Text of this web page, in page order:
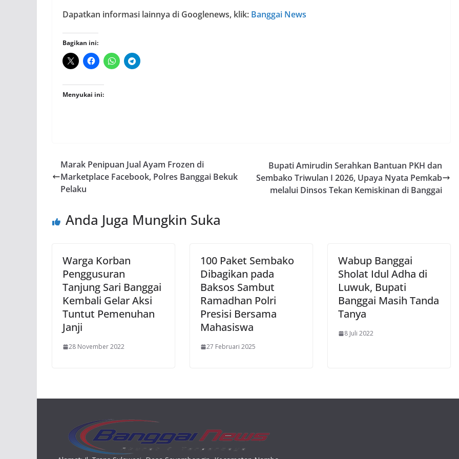
Dapatkan informasi lainnya di Googlenews, klik: Banggai News
Bagikan ini:
Menyukai ini:
Marak Penipuan Jual Ayam Frozen di
Marketplace Facebook, Polres Banggai Bekuk
Pelaku
Bupati Amirudin Serahkan Bantuan PKH dan
Sembako Triwulan I 2026, Upaya Nyata Pemkab
melalui Dinsos Tekan Kemiskinan di Banggai
Anda Juga Mungkin Suka
Warga Korban
Penggusuran
Tanjung Sari Banggai
Kembali Gelar Aksi
Tuntut Pemenuhan
Janji
28 November 2022
100 Paket Sembako
Dibagikan pada
Baksos Sambut
Ramadhan Polri
Presisi Bersama
Mahasiswa
27 Februari 2025
Wabup Banggai
Sholat Idul Adha di
Luwuk, Bupati
Banggai Masih Tanda
Tanya
8 Juli 2022